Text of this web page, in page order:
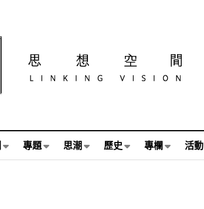
專題 思潮 歷史 專欄 活動